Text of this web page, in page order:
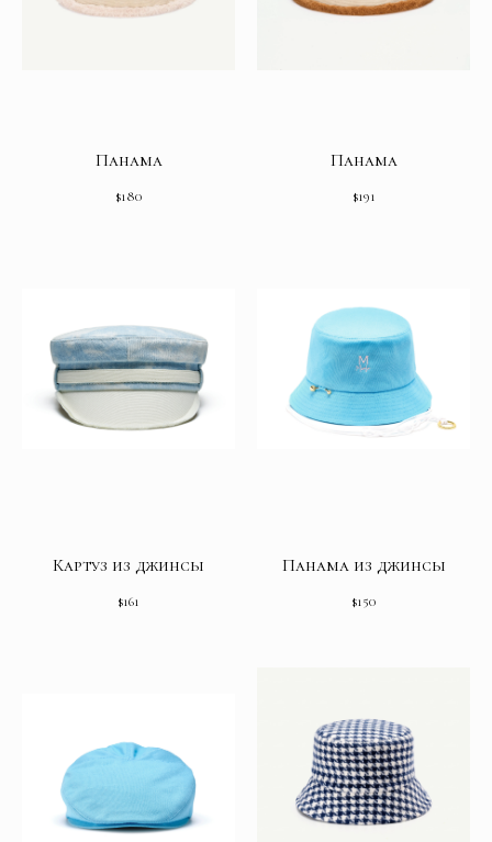
Панама
$180
Панама
$191
Картуз из джинсы
$161
Панама из джинсы
$150